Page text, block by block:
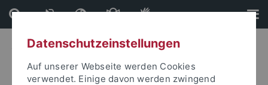
Direkt
zum
Inhalt
Direkt
zur
Fußleiste
Datenschutzeinstellungen
Auf unserer Webseite werden Cookies
verwendet. Einige davon werden zwingend